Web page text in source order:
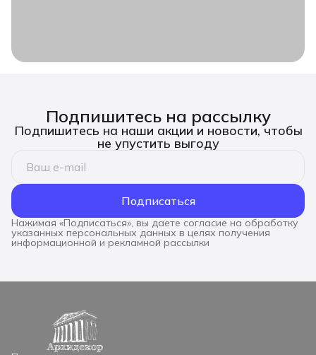
Подпишитесь на рассылку
Подпишитесь на наши акции и новости, чтобы
не упустить выгоду
Подписаться
Нажимая «Подписаться», вы даете согласие на обработку
указанных персональных данных в целях получения
информационной и рекламной рассылки